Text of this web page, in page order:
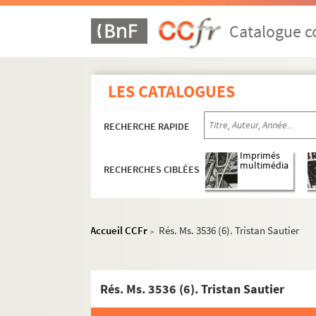
Catalogue
LES CATALOGUES
RECHERCHE RAPIDE
RECHERCHES CIBLÉES
Imprimés
multimédia
Accueil CCFr > Rés. Ms. 3536 (6). Tristan Sautier
Rés. Ms. 3536 (6). Tristan Sautier
Rés. Ms. 3432-3493, 3553-3635. Carnets de